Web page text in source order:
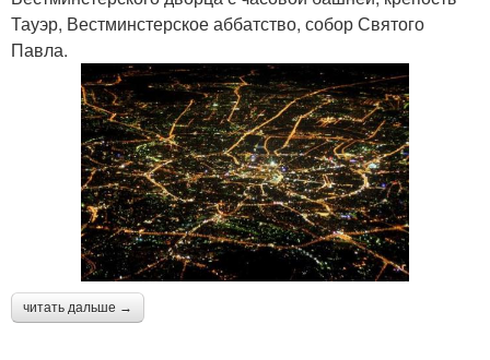
Тауэр, Вестминстерское аббатство, собор Святого
Павла.
читать дальше →